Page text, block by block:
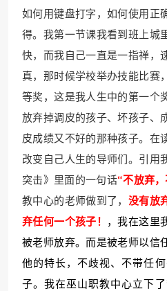
如何用键盘打字，如何使用正
得。我第一节课我看到班上城
快，而我自己一直是一指禅，
真，那时候学校举办技能比赛
等奖，这是我人生中的第一个
放弃掉调皮的孩子、坏孩子、
皮成绩又不好的那种孩子。在
改变自己人生的导师们。引用
突击》里面的一句话“不放弃
教中心的老师做到了， 没有放
弃任何一个孩子！ ，我在这里
被老师放弃。而是被老师以信
他的特长，不歧视、不带任
子。我在巫山职教中心立下